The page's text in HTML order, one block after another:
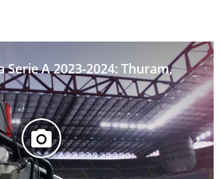
A 2023-2024: Thuram,